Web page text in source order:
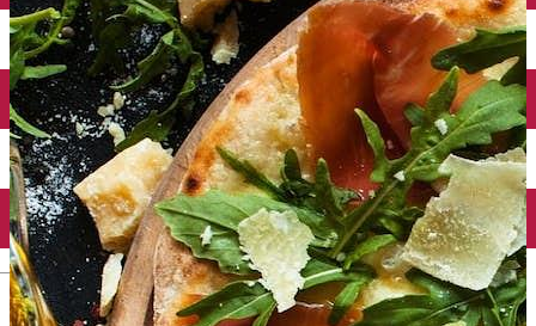
English
Taxi
Parcări
Încărcare vehicule electrice
Conectează-te cu noi
Contact
Facebook
YouTube
Instagram
Tik Tok